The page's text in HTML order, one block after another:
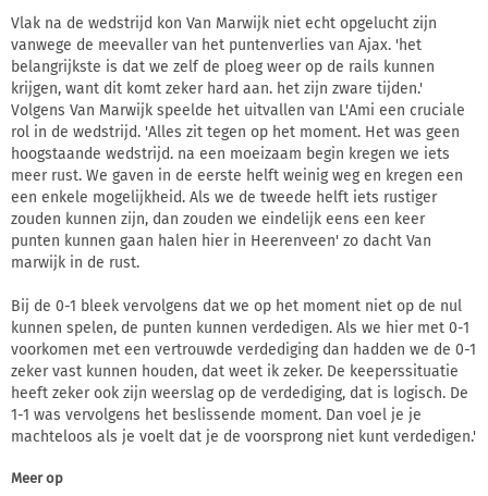
Vlak na de wedstrijd kon Van Marwijk niet echt opgelucht zijn
vanwege de meevaller van het puntenverlies van Ajax. 'het
belangrijkste is dat we zelf de ploeg weer op de rails kunnen
krijgen, want dit komt zeker hard aan. het zijn zware tijden.'
Volgens Van Marwijk speelde het uitvallen van L'Ami een cruciale
rol in de wedstrijd. 'Alles zit tegen op het moment. Het was geen
hoogstaande wedstrijd. na een moeizaam begin kregen we iets
meer rust. We gaven in de eerste helft weinig weg en kregen een
een enkele mogelijkheid. Als we de tweede helft iets rustiger
zouden kunnen zijn, dan zouden we eindelijk eens een keer
punten kunnen gaan halen hier in Heerenveen' zo dacht Van
marwijk in de rust.
Bij de 0-1 bleek vervolgens dat we op het moment niet op de nul
kunnen spelen, de punten kunnen verdedigen. Als we hier met 0-1
voorkomen met een vertrouwde verdediging dan hadden we de 0-1
zeker vast kunnen houden, dat weet ik zeker. De keeperssituatie
heeft zeker ook zijn weerslag op de verdediging, dat is logisch. De
1-1 was vervolgens het beslissende moment. Dan voel je je
machteloos als je voelt dat je de voorsprong niet kunt verdedigen.'
Meer op